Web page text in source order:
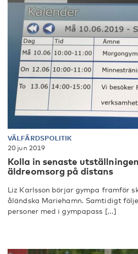
VÄLFÄRDSPOLITIK
20 jun 2019
Kolla in senaste
äldreomsorg på distans
Liz Karlsson börjar gympa framför
åländska Mariehamn. Samtidigt
personer med i gympapass [...]